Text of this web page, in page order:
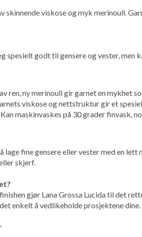
skinnende viskose og myk merinoull.
spesielt godt til gensere og vester, men
ren, ny merinoull gir garnet en mykhet
viskose og nettstruktur gir et
Kan maskinvaskes på 30 grader finvask,
lage fine gensere eller vester med en
skjerf.
gjør Lana Grossa Lucida til det
enkelt å vedlikeholde prosjektene dine.